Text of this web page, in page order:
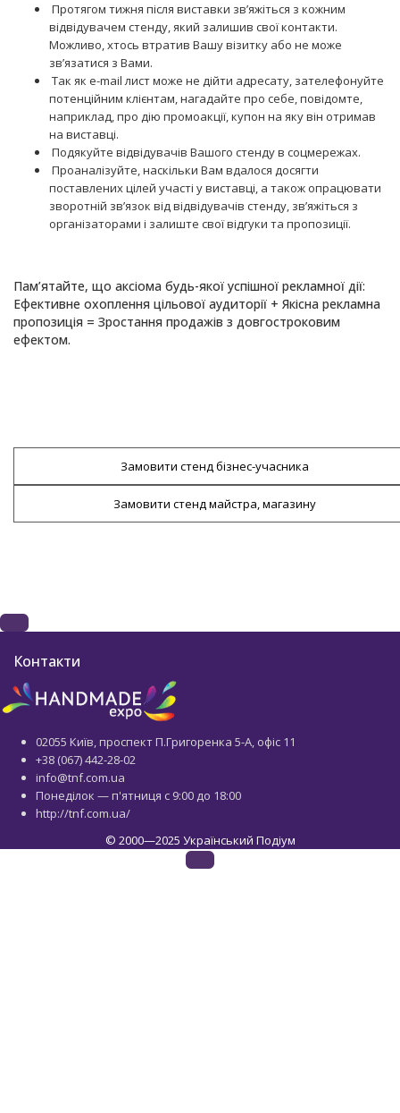
Протягом тижня після виставки зв’яжіться з кожним
відвідувачем стенду, який залишив свої контакти.
Можливо, хтось втратив Вашу візитку або не може
зв’язатися з Вами.
Так як e-mail лист може не дійти адресату, зателефонуйте
потенційним клієнтам, нагадайте про себе, повідомте,
наприклад, про дію промоакції, купон на яку він отримав
на виставці.
Подякуйте відвідувачів Вашого стенду в соцмережах.
Проаналізуйте, наскільки Вам вдалося досягти
поставлених цілей участі у виставці, а також опрацювати
зворотній зв’язок від відвідувачів стенду, зв’яжіться з
організаторами і залиште свої відгуки та пропозиції.
Пам’ятайте, що аксіома будь-якої успішної рекламної дії:
Ефективне охоплення цільової аудиторії + Якісна рекламна
пропозиція = Зростання продажів з довгостроковим
ефектом.
Замовити стенд бізнес-учасника
Замовити стенд майстра, магазину
Контакти
02055 Київ, проспект П.Григоренка 5-А, офіс 11
+38 (067) 442-28-02
info@tnf.com.ua
Понеділок — п'ятниця с 9:00 до 18:00
http://tnf.com.ua/
© 2000—2025 Український Подіум